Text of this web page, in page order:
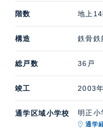
階数 地上
構造 鉄骨鉄
総戸数 36戸
竣工 2003
通学区域小学校 明正
通学